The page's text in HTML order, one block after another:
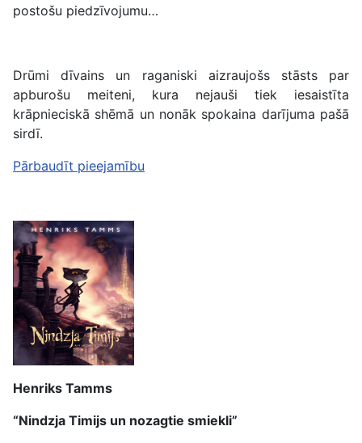
postošu piedzīvojumu…
Drūmi dīvains un raganiski aizraujošs stāsts par
apburošu meiteni, kura nejauši tiek iesaistīta
krāpnieciskā shēmā un nonāk spokaina darījuma pašā
sirdī.
Pārbaudīt pieejamību
Henriks Tamms
“Nindzja Timijs un nozagtie smiekli”